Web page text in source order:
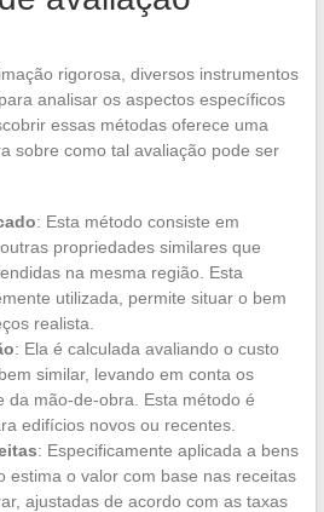
rigorosa, diversos instrumentos
analisar os aspectos específicos
essas métodas oferece uma
sobre como tal avaliação pode ser
: Esta método consiste em
propriedades similares que
na mesma região. Esta
utilizada, permite situar o bem
realista.
: Ela é calculada avaliando o custo
similar, levando em conta os
da mão-de-obra. Esta método é
edifícios novos ou recentes.
: Especificamente aplicada a bens
estima o valor com base nas receitas
ajustadas de acordo com as taxas